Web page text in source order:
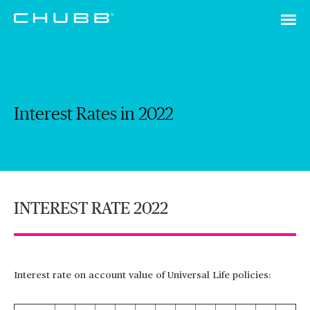
Interest Rates in 2022
INTEREST RATE 2022
Interest rate on account value of Universal Life policies: